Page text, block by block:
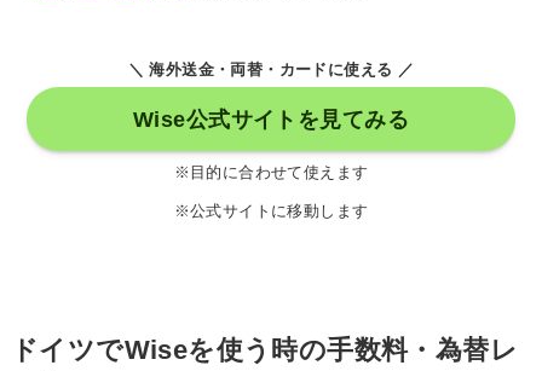
＼ 海外送金・両替・カードに使える ／
Wise公式サイトを見てみる
※目的に合わせて使えます
※公式サイトに移動します
ドイツでWiseを使う時の手数料・為替レ